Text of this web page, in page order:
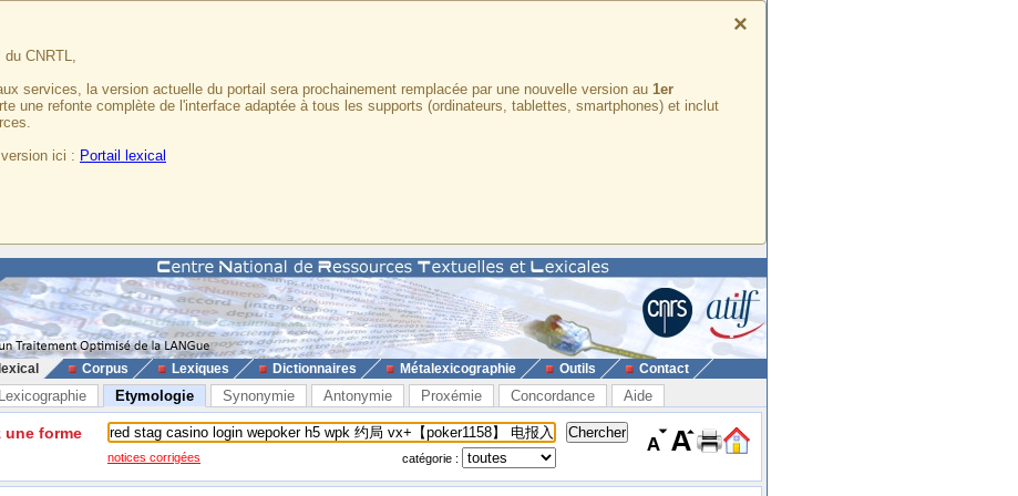
×
CNRTL,
services, la version actuelle du portail sera prochainement remplacée par une nouvelle version au 1er
une refonte complète de l'interface adaptée à tous les supports (ordinateurs, tablettes, smartphones) et inclut
ici : Portail lexical
Corpus Lexiques Dictionnaires Métalexicographie Outils Contact
Lexicographie Etymologie Synonymie Antonymie Proxémie Concordance Aide
une forme
notices corrigées catégorie :